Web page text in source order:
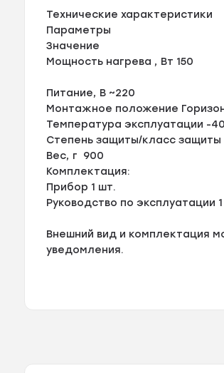
Технические характеристики
Параметры
Значение
Мощность нагрева , Вт 150
Питание, В ~220
Монтажное положение
Температура эксплуатации -
Степень защиты/класс защиты
Вес, г 900
Комплектация:
Прибор 1 шт.
Руководство по эксплуатации
Внешний вид и комплектация
уведомления.